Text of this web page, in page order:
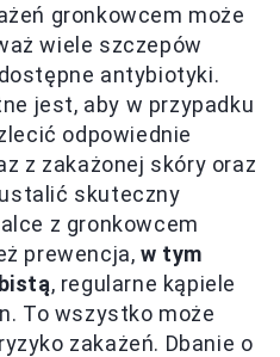
gronkowcem może
wiele szczepów
antybiotyki.
jest, aby w przypadku
odpowiednie
z zakażonej skóry oraz
skuteczny
z gronkowcem
prewencja,w tym
, regularne kąpiele
To wszystko może
zakażeń. Dbanie o